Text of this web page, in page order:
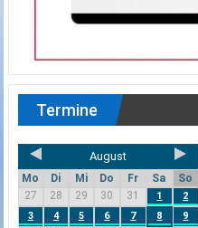
Termine
August
Mo Di Mi Do Fr Sa
So
27
28 29 30 31 1
2
3
4 5 6 7 8
9